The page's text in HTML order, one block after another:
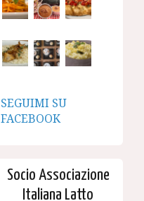
SEGUIMI SU
FACEBOOK
Socio Associazione
Italiana Latto